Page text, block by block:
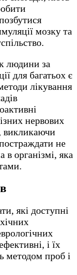
мозку та
людини за
для багатьох є
лікування
нервових
викликаючи
не
в організмі, яка
які доступні
і їх
методом проб і